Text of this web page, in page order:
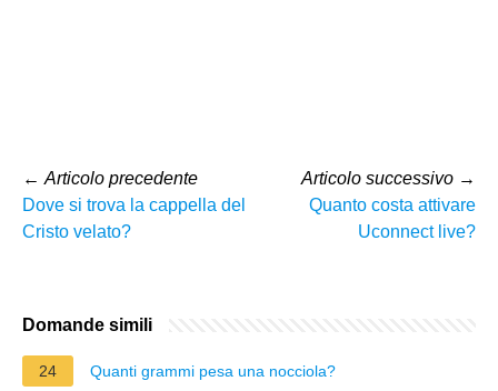
← Articolo precedente
Dove si trova la cappella del
Cristo velato?
Articolo successivo →
Quanto costa attivare
Uconnect live?
Domande simili
24 Quanti grammi pesa una nocciola?